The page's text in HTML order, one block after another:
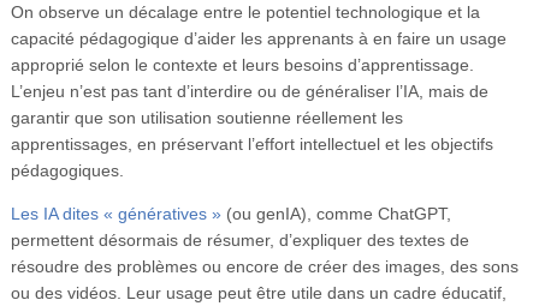
On observe un décalage entre le potentiel technologique et la
capacité pédagogique d’aider les apprenants à en faire un usage
approprié selon le contexte et leurs besoins d’apprentissage.
L’enjeu n’est pas tant d’interdire ou de généraliser l’IA, mais de
garantir que son utilisation soutienne réellement les
apprentissages, en préservant l’effort intellectuel et les objectifs
pédagogiques.
Les IA dites « génératives »(ou genIA), comme ChatGPT,
permettent désormais de résumer, d’expliquer des textes de
résoudre des problèmes ou encore de créer des images, des sons
ou des vidéos. Leur usage peut être utile dans un cadre éducatif,